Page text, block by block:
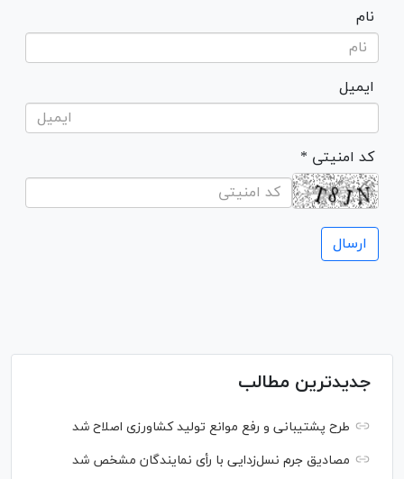
نام
ایمیل
* کد امنیتی
جدیدترین مطالب
طرح پشتیبانی و رفع موانع تولید کشاورزی اصلاح شد
مصادیق جرم نسل‌زدایی با رأی نمایندگان مشخص شد